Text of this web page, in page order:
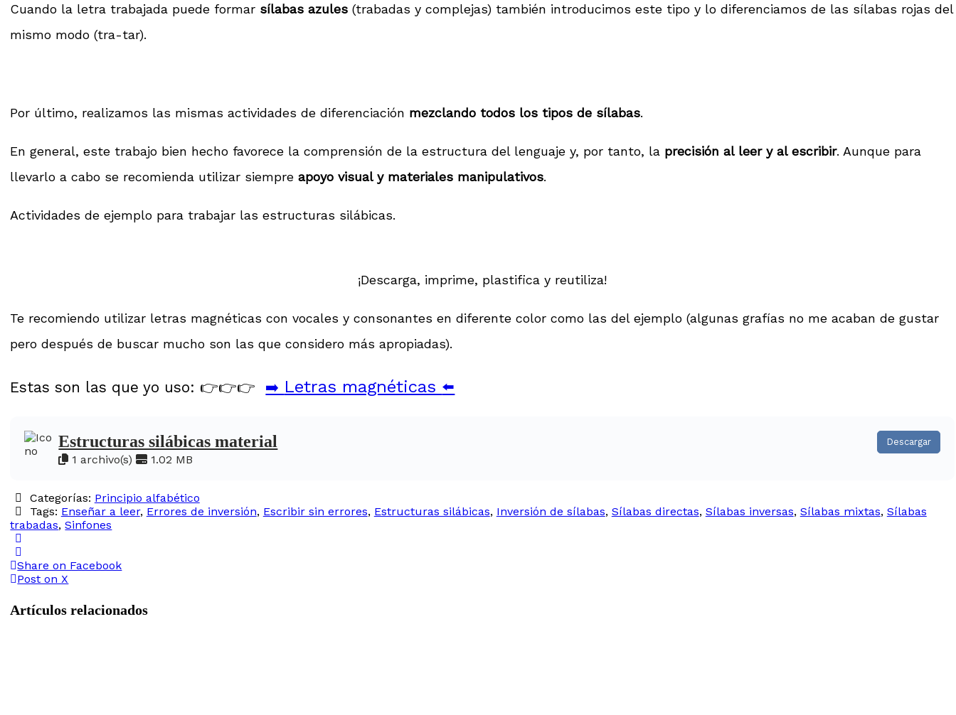
Cuando la letra trabajada puede formar sílabas azules (trabadas y complejas) también introducimos este tipo y lo diferenciamos de las sílabas rojas del
mismo modo (tra-tar).
Por último, realizamos las mismas actividades de diferenciación mezclando todos los tipos de sílabas.
En general, este trabajo bien hecho favorece la comprensión de la estructura del lenguaje y, por tanto, la precisión al leer y al escribir. Aunque para
llevarlo a cabo se recomienda utilizar siempreapoyo visual y materiales manipulativos.
Actividades de ejemplo para trabajar las estructuras silábicas.
¡Descarga, imprime, plastifica y reutiliza!
Te recomiendo utilizar letras magnéticas con vocales y consonantes en diferente color como las del ejemplo (algunas grafías no me acaban de gustar
pero después de buscar mucho son las que considero más apropiadas).
Estas son las que yo uso: 👉👉👉 ➡️ Letras magnéticas ⬅️
Estructuras silábicas material
1 archivo(s) 1.02 MB
Descargar
Categorías: Principio alfabético
Tags: Enseñar a leer, Errores de inversión, Escribir sin errores, Estructuras silábicas, Inversión de sílabas, Sílabas directas, Sílabas inversas, Sílabas mixtas, Sílabas
trabadas,Sinfones
Share on Facebook
Post on X
Artículos relacionados